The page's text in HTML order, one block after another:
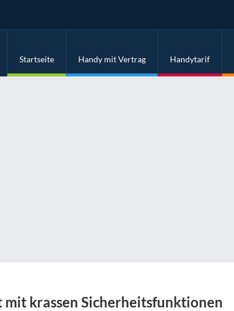
Startseite Handy mit Vertrag Handytarif
krassen Sicherheitsfunktionen